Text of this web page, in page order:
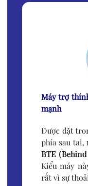
Máy trợ
mạnh
Được đặt
phía sau tai,
BTE
Kiểu máy
rất vì sự